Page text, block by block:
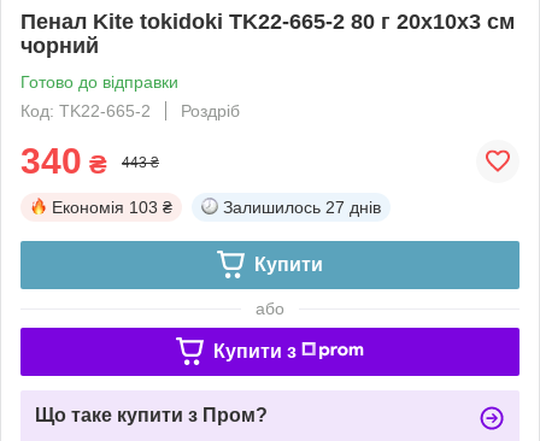
Пенал Kite tokidoki TK22-665-2 80 г 20x10x3 см
чорний
Готово до відправки
Код: TK22-665-2
Роздріб
340 ₴ 443 ₴
Економія 103 ₴ Залишилось 27 днів
Купити
або
Купити з
Що таке купити з Пром?